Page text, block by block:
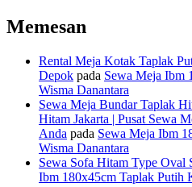
Memesan
Rental Meja Kotak Taplak
Depok pada Sewa Meja Ibm
Wisma Danantara
Sewa Meja Bundar Taplak
Hitam Jakarta | Pusat Sewa
Anda pada Sewa Meja Ibm
Wisma Danantara
Sewa Sofa Hitam Type Oval
Ibm 180x45cm Taplak Putih